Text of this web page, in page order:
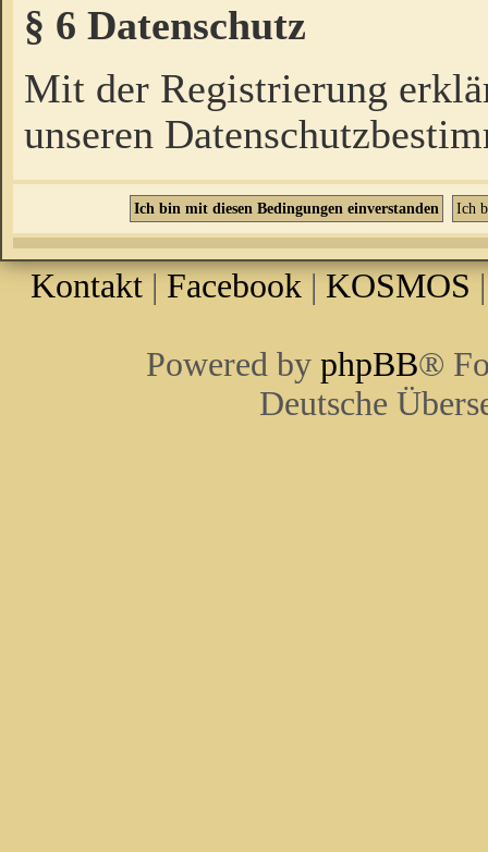
§ 6 Datenschutz
Mit der Registrierung
unseren
Kontakt | Facebook | KOSMOS
Powered by phpBB®
Deutsche